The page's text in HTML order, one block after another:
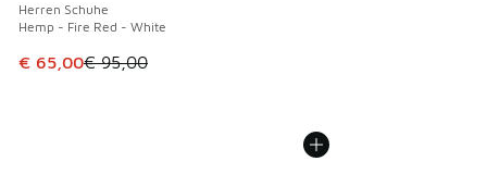
Herren Schuhe
Hemp - Fire Red - White
Dieser Artikel ist im Sale. Der Preis ist von € 95,00 auf €
€ 65,00€ 95,00